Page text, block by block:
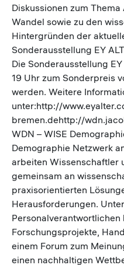
Diskussionen zum
Wandel sowie zu den
Hintergründen der
Sonderausstellung EY
Die Sonderausstellung
19 Uhr zum Sonderpreis
werden. Weitere
unter:http://
bremen.dehttp://
WDN – WISE
Demographie Netzwerk
arbeiten Wissenschaftler
gemeinsam an
praxisorientierten
Herausforderungen.
Forschungsprojekte,
einem Forum zum
einen nachhaltigen